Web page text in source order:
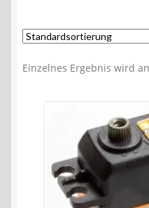
Einzelnes Ergebnis wird